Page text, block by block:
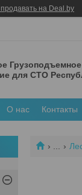
на Deal.by
для СТО
О нас Контакты